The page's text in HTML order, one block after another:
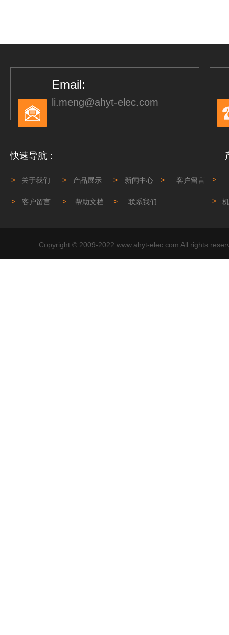
Email:
快速导航：
关于我们 产品展示 新闻中心 客户留言
> > > >
> > >
客户留言 帮助文档 联系我们
Copyright © 2009-2022 www.ahyt-elec.com All rights
li.meng@ahyt-elec.com
>